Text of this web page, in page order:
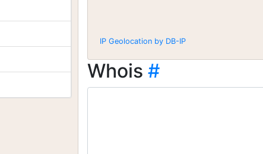
IP Geolocation by DB-IP
Whois #